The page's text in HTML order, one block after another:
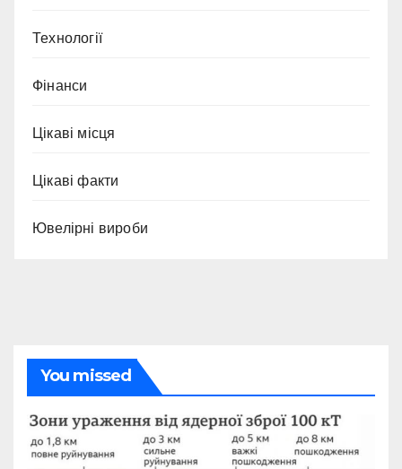
Технології
Фінанси
Цікаві місця
Цікаві факти
Ювелірні вироби
You missed